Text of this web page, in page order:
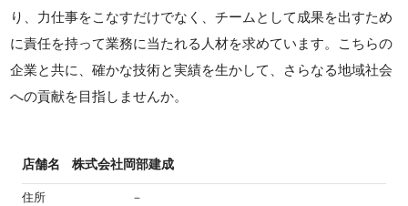
り、力仕事をこなすだけでなく、チームとして成果を出すため
に責任を持って業務に当たれる人材を求めています。こちらの
企業と共に、確かな技術と実績を生かして、さらなる地域社会
への貢献を目指しませんか。
店舗名 株式会社岡部建成
住所 －